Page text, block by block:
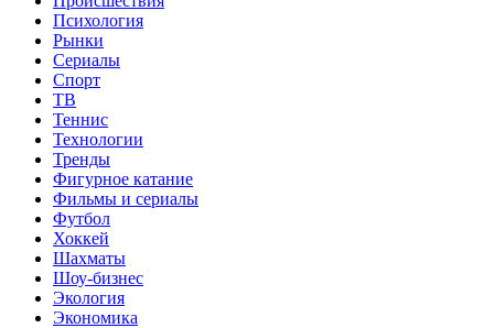
Психология
Рынки
Сериалы
Спорт
ТВ
Теннис
Технологии
Тренды
Фигурное катание
Фильмы и сериалы
Футбол
Хоккей
Шахматы
Шоу-бизнес
Экология
Экономика